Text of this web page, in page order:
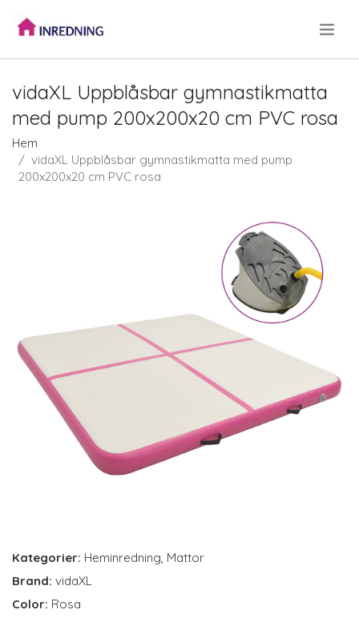
vidaXL Uppblåsbar gymnastikmatta
med pump 200x200x20 cm PVC rosa
Hem
vidaXL Uppblåsbar gymnastikmatta med pump
200x200x20 cm PVC rosa
Kategorier: Heminredning, Mattor
Brand: vidaXL
Color: Rosa